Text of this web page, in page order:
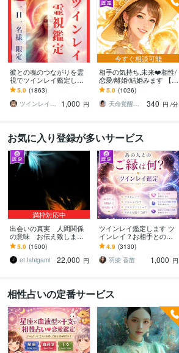
彼との魂のつながりを霊
視でツインレイ鑑定しま
す 気になる彼とつながる
ことができるのか鑑定し
ます
5.0 (1863)
ツインレイ縁結び専門鑑定士✢神結シオン✢
1,000 円
今すぐ相談可能
相手の気持ち,未来❤️相性/
恋愛/離婚/結婚みます 【恋
愛専門14年☪️】四柱推命×
タロットで現実的アドバ
イス✨
5.0 (1026)
天命覚醒✴️開運コンサルタント☪️まさこ
340 円 /分
お気に入り登録が多いサービス
満枠対応中
出会いの真実 人間関係
の意味 お伝え致します
恋愛、結婚、家族、魂の
約束。純粋な愛情の形を
心に刻んで生きる
5.0 (1500)
et Ishigami
22,000 円
ツインレイ鑑定します ツ
インレイ？お相手との魂
のつながりを知って前に
進みたい方
4.9 (3130)
羽柴 香苗
1,000 円
相性占いの定番サービス